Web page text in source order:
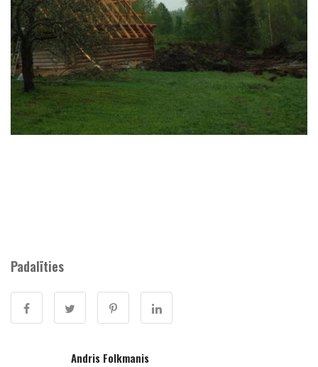
Padalīties
Andris Folkmanis